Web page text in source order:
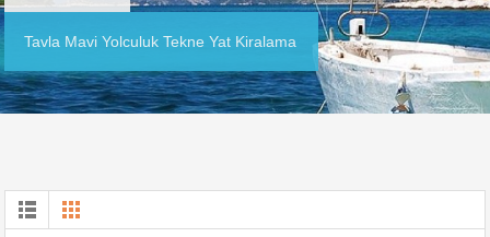
Tavla Mavi Yolculuk Tekne Yat Kiralama